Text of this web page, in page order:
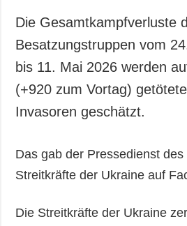
Die Gesamtkampfverluste
Besatzungstruppen vom
bis 11. Mai 2026 werden
(+920 zum Vortag)
Invasoren geschätzt.
Das gab der Pressedienst
Streitkräfte der Ukraine auf
Die Streitkräfte der Ukraine